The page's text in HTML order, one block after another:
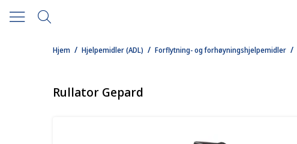
/
Hjem /
Hjelpemidler (ADL) /
Forflytning- og forhøyningshjelpemidler
Rullator Gepard